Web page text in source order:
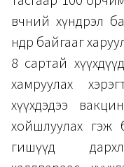
өвчний хүндрэл
өндөр байгааг
8 сартай
хамруулах
хүүхдэдээ
хойшлуулах гэж
гишүүд